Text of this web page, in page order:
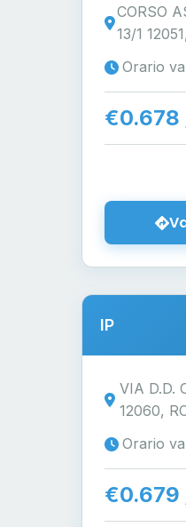
CORSO
13/1
Orario
€0.678
IP
VIA D.D.
12060,
Orario
€0.679